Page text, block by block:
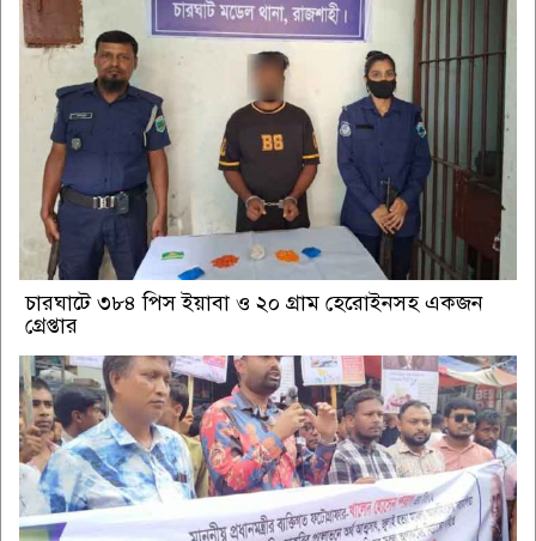
চারঘাটে ৩৮৪ পিস ইয়াবা ও ২০ গ্রাম হেরোইনসহ একজন
গ্রেপ্তার